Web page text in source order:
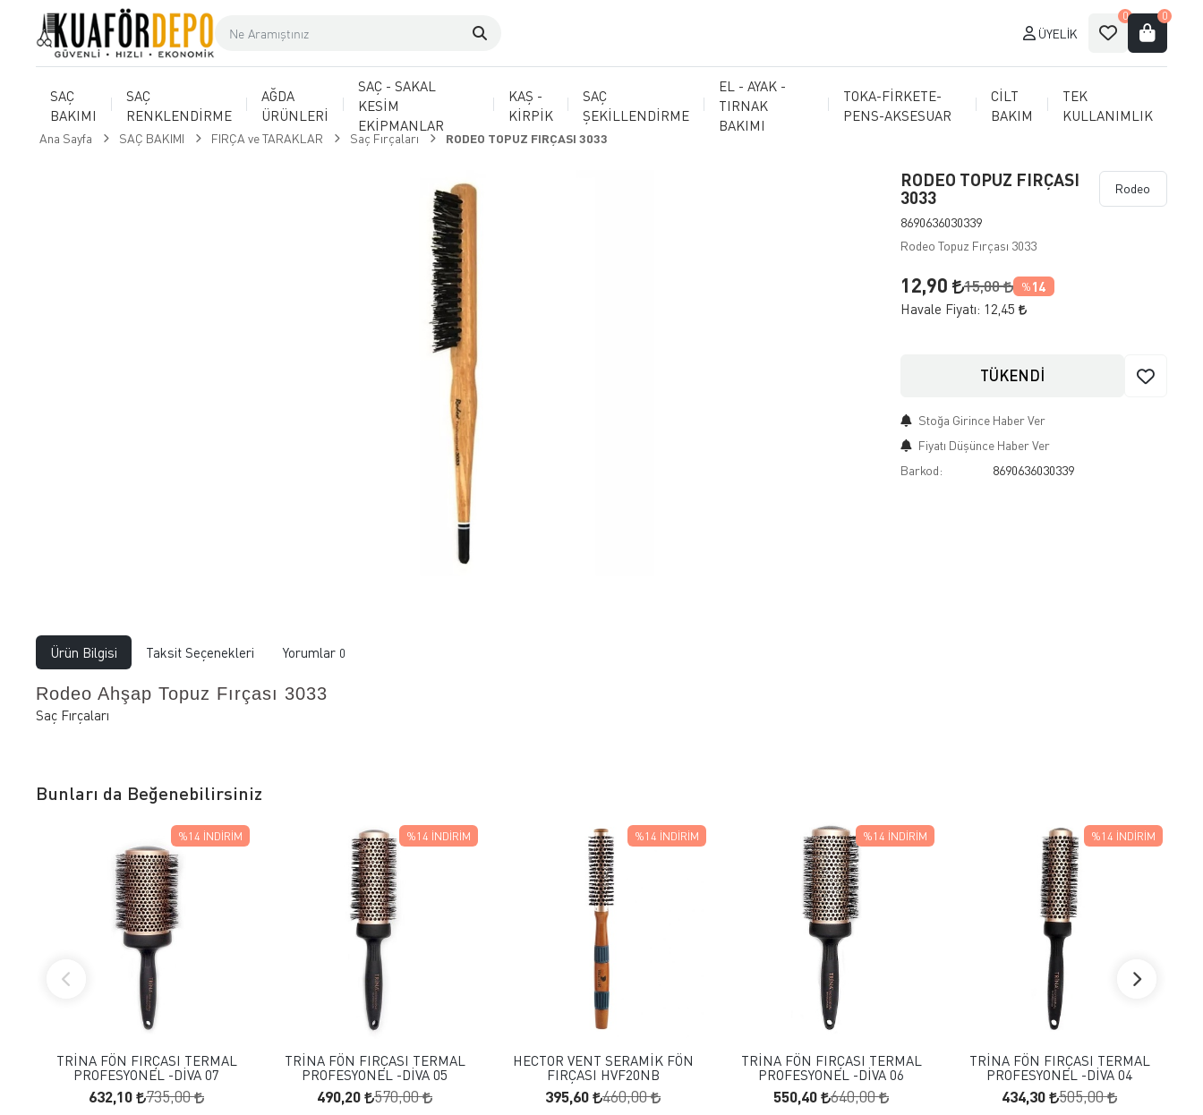
ÜYELIK
0 0
SAÇ
BAKIMI
SAÇ
RENKLENDİRME
AĞDA
ÜRÜNLERİ
SAÇ - SAKAL
KESİM
EKİPMANLAR
KAŞ -
KİRPİK
SAÇ
ŞEKİLLENDİRME
EL - AYAK -
TIRNAK
BAKIMI
TOKA-FİRKETE-
PENS-AKSESUAR
CİLT
BAKIM
TEK
KULLANIMLIK
Ana Sayfa SAÇ BAKIMI FIRÇA ve TARAKLAR Saç Fırçaları RODEO TOPUZ FIRÇASI 3033
RODEO TOPUZ FIRÇASI
3033
8690636030339
Rodeo
Rodeo Topuz Fırçası 3033
12,90 15,00 % 14
Havale Fiyatı: 12,45
TÜKENDİ
Stoğa Girince Haber Ver
Fiyatı Düşünce Haber Ver
Barkod:
8690636030339
Ürün Bilgisi Taksit Seçenekleri Yorumlar 0
Rodeo Ahşap Topuz Fırçası 3033
Saç Fırçaları
Bunları da Beğenebilirsiniz
FAVORILERE EKLE
SEPETE EKLE
TRİNA FÖN FIRÇASI TERMAL
PROFESYONEL -DİVA 07
632,10 735,00
%14 İNDIRIM
FAVORILERE EKLE
SEPETE EKLE
TRİNA FÖN FIRÇASI TERMAL
PROFESYONEL -DİVA 05
490,20 570,00
%14 İNDIRIM
FAVORILERE EKLE
SEPETE EKLE
HECTOR VENT SERAMİK FÖN
FIRÇASI HVF20NB
395,60 460,00
%14 İNDIRIM
FAVORILERE EKLE
SEPETE EKLE
TRİNA FÖN FIRÇASI TERMAL
PROFESYONEL -DİVA 06
550,40 640,00
%14 İNDIRIM
FAVORILERE EKLE
SEPETE EKLE
TRİNA FÖN FIRÇASI TERMAL
PROFESYONEL -DİVA 04
434,30 505,00
%14 İNDIRIM